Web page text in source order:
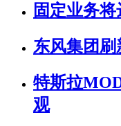
固定业务
东风集团
特斯拉
观